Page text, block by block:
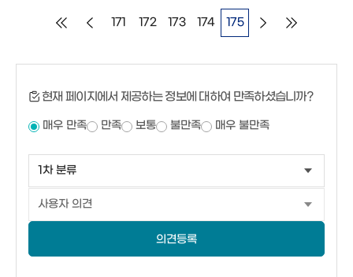
171 172 173 174 175
현재 페이지에서 제공하는 정보에 대하여 만족하셨습니까?
매우 만족 만족 보통 불만족 매우 불만족
의견등록